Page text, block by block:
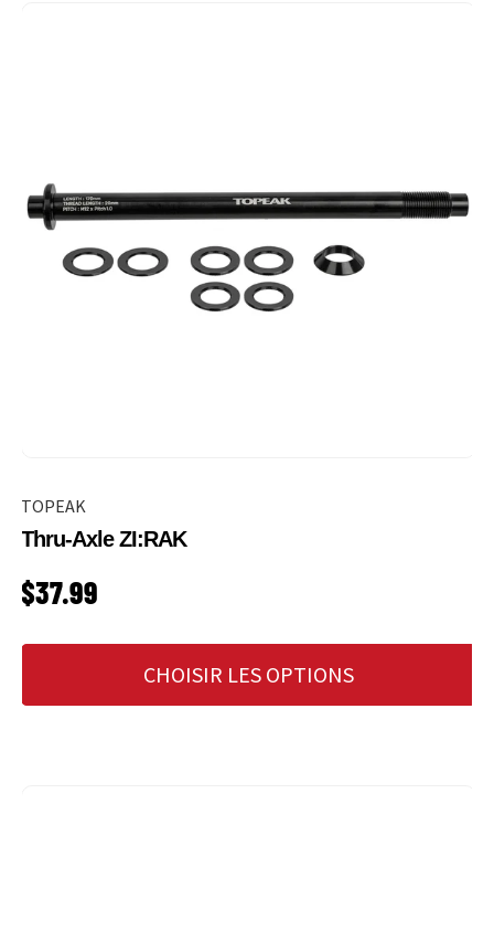
TOPEAK
Thru-Axle ZI:RAK
PRIX HABITUEL
$37.99
CHOISIR LES OPTIONS